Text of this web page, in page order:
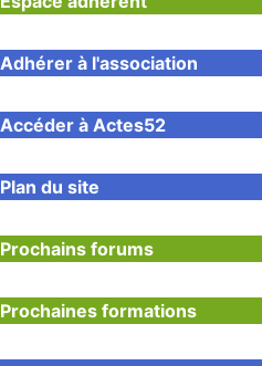
Adhérer à l'association
Accéder à Actes52
Plan du site
Prochains forums
Prochaines formations